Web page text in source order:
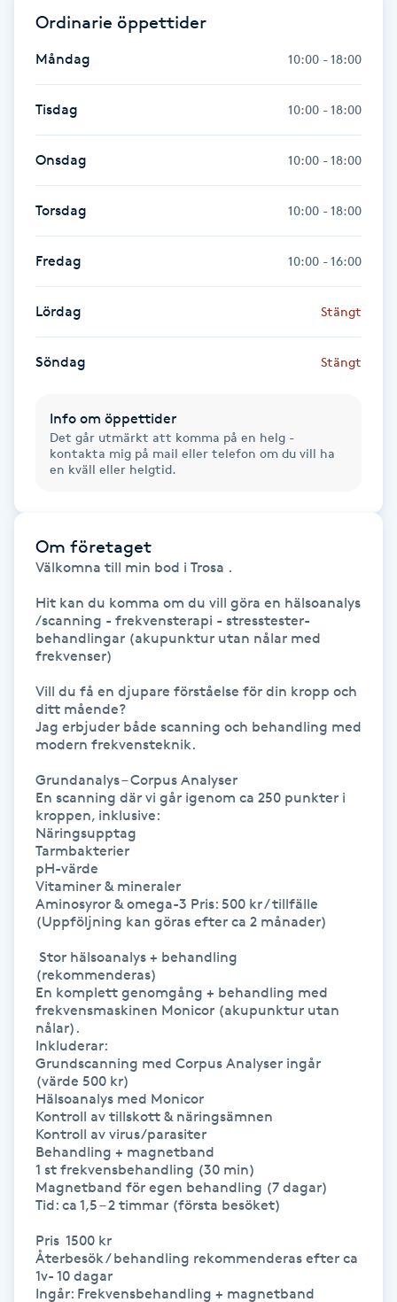
Fransk manikyr
Fransrengöring
Frekvensterapi
Friskvård
Friskvårdsmassage
Frisör
Funktionsanalys
Färgning
Föning
Gellack med förstärkning
Gravidmassage
Gravidyoga
Gruppträning
Gua Sha-massage
Hatha Yoga
Headspa
Healing
Herrklippning
HIFU
Hollywood Peel
Hot Stone Massage
Hot yoga
Ordinarie öppettider
Måndag 10:00 - 18:00
Tisdag 10:00 - 18:00
Onsdag 10:00 - 18:00
Torsdag 10:00 - 18:00
Fredag 10:00 - 16:00
Lördag Stängt
Söndag Stängt
Info om öppettider
Det går utmärkt att komma på en helg -
kontakta mig på mail eller telefon om du vill ha
en kväll eller helgtid.
Om företaget
Välkomna till min bod i Trosa .
Hit kan du komma om du vill göra en hälsoanalys
/scanning - frekvensterapi - stresstester-
behandlingar (akupunktur utan nålar med
frekvenser)
Vill du få en djupare förståelse för din kropp och
ditt mående?
Jag erbjuder både scanning och behandling med
modern frekvensteknik.
Grundanalys – Corpus Analyser
En scanning där vi går igenom ca 250 punkter i
kroppen, inklusive:
Näringsupptag
Tarmbakterier
pH-värde
Vitaminer & mineraler
Aminosyror & omega-3 Pris: 500 kr / tillfälle
(Uppföljning kan göras efter ca 2 månader)
(rekommenderas)
En komplett genomgång + behandling med
frekvensmaskinen Monicor (akupunktur utan
nålar).
Inkluderar:
Grundscanning med Corpus Analyser ingår
(värde 500 kr)
Hälsoanalys med Monicor
Kontroll av tillskott & näringsämnen
Kontroll av virus/parasiter
Behandling + magnetband
1 st frekvensbehandling (30 min)
Magnetband för egen behandling (7 dagar)
Tid: ca 1,5 – 2 timmar (första besöket)
Pris  1500 kr
Återbesök / behandling rekommenderas efter ca
1v- 10 dagar
Ingår: Frekvensbehandling + magnetband